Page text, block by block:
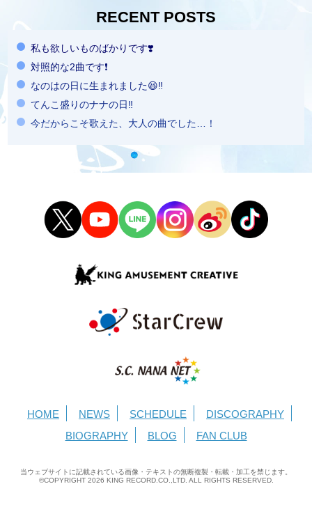
RECENT POSTS
私も欲しいものばかりです❣️
対照的な2曲です❗️
なのはの日に生まれました😆‼️
てんこ盛りのナナの日‼️
今だからこそ歌えた、大人の曲でした…！
HOME NEWS SCHEDULE
DISCOGRAPHY
BIOGRAPHY
BLOG FAN CLUB
当ウェブサイトに記載されている画像・テキストの無断複製・転載・加工を禁じます。
©COPYRIGHT 2026 KING RECORD.CO.,LTD. ALL RIGHTS RESERVED.